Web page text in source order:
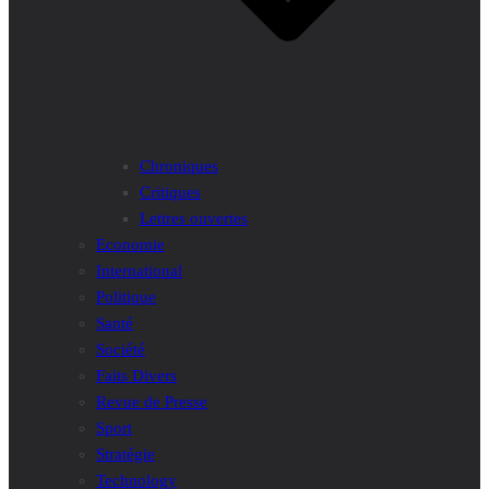
Chroniques
Critiques
Lettres ouvertes
Economie
International
Politique
Santé
Société
Faits Divers
Revue de Presse
Sport
Stratégie
Technology